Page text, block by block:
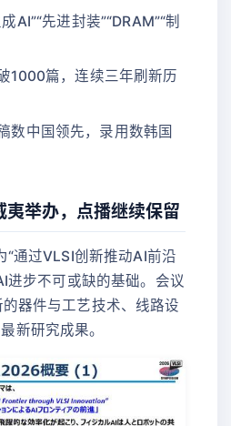
AI”“先进封装”“DRAM”“制
1000篇，连续三年刷新历
数中国领先，录用数韩国
夷举办，点播继续保留
通过VLSI创新推动AI前沿
进步不可或缺的基础。会议
器件与工艺技术、线路设
新研究成果。